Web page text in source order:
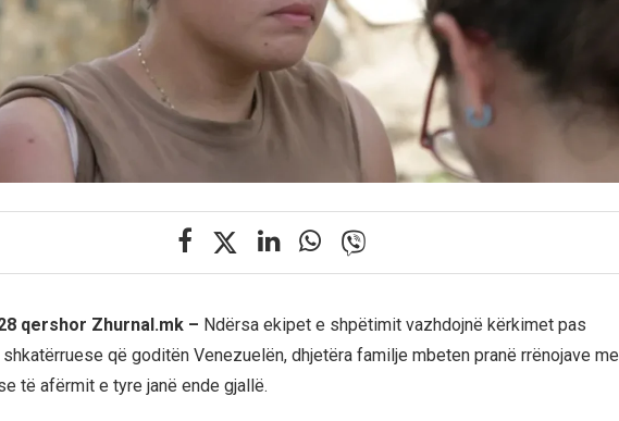
qershor Zhurnal.mk – Ndërsa ekipet e shpëtimit vazhdojnë kërkimet pas
që goditën Venezuelën, dhjetëra familje mbeten pranë rrënojave me
të afërmit e tyre janë ende gjallë.